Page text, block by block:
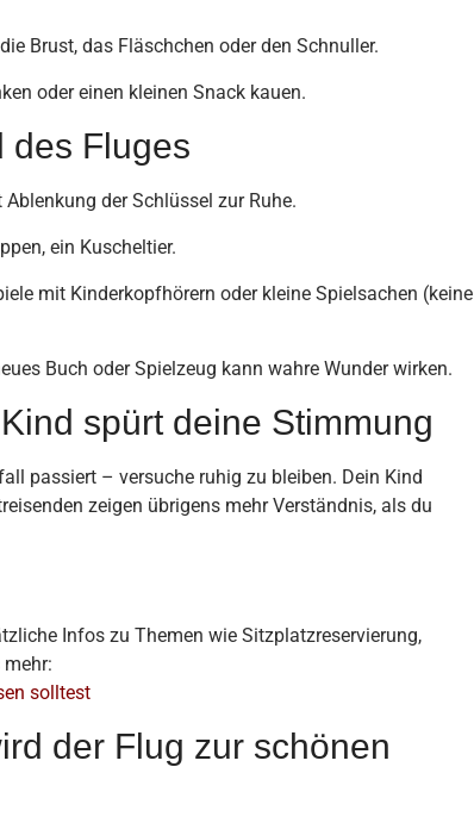
Brust, das Fläschchen oder den Schnuller.
oder einen kleinen Snack kauen.
des Fluges
der Schlüssel zur Ruhe.
ein Kuscheltier.
mit Kinderkopfhörern oder kleine Spielsachen (keine
Buch oder Spielzeug kann wahre Wunder wirken.
spürt deine Stimmung
passiert – versuche ruhig zu bleiben. Dein Kind
zeigen übrigens mehr Verständnis, als du
Infos zu Themen wie Sitzplatzreservierung,
solltest
der Flug zur schönen